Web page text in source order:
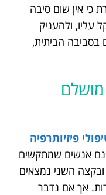
כי אין שום סיבה
ולהעניק
בסביבה הביתית,
מושלם
פיזיותרפיה
אנשים שמתקשים
השני נמצאים
אך אם נדבר